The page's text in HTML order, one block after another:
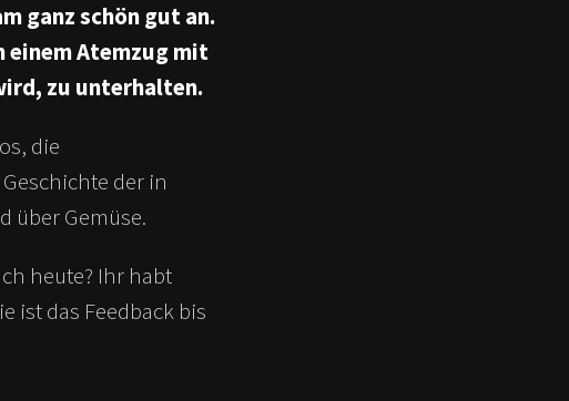
ganz schön gut an.
einem Atemzug mit
zu unterhalten.
die
der in
über Gemüse.
heute? Ihr habt
ist das Feedback bis